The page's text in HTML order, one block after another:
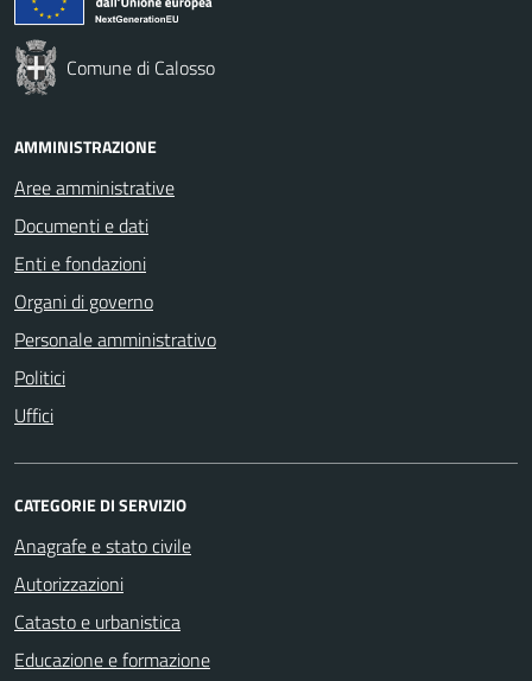
Comune di Calosso
AMMINISTRAZIONE
Aree amministrative
Documenti e dati
Enti e fondazioni
Organi di governo
Personale amministrativo
Politici
Uffici
CATEGORIE DI SERVIZIO
Anagrafe e stato civile
Autorizzazioni
Catasto e urbanistica
Educazione e formazione